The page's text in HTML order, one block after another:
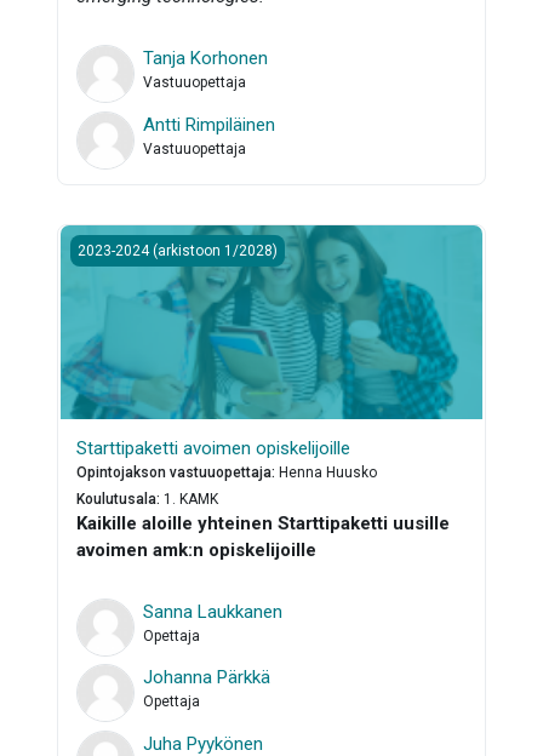
Tanja Korhonen
Vastuuopettaja
Antti Rimpiläinen
Vastuuopettaja
Starttipaketti avoimen opiskelijoille
2023-2024 (arkistoon 1/2028)
Starttipaketti avoimen opiskelijoille
Opintojakson vastuuopettaja: Henna Huusko
Koulutusala: 1. KAMK
Kaikille aloille yhteinen Starttipaketti uusille
avoimen amk:n opiskelijoille
Sanna Laukkanen
Opettaja
Johanna Pärkkä
Opettaja
Juha Pyykönen